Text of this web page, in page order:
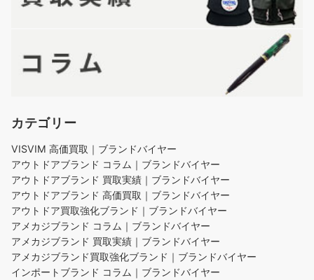
カテゴリー
VISVIM 高価買取｜ブランドバイヤー
アウトドアブランド コラム｜ブランドバイヤー
アウトドアブランド 買取実績｜ブランドバイヤー
アウトドアブランド 高価買取｜ブランドバイヤー
アウトドア買取強化ブランド｜ブランドバイヤー
アメカジブランド コラム｜ブランドバイヤー
アメカジブランド 買取実績｜ブランドバイヤー
アメカジブランド買取強化ブランド｜ブランドバイヤー
インポートブランド コラム｜ブランドバイヤー